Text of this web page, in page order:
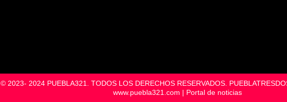
© 2023- 2024 PUEBLA321. TODOS LOS DERECHOS RESERVADOS.
www.puebla321.com | Portal de noticias